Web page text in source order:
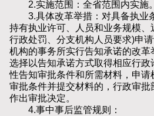
2.实施范围：全省范围内实施。
3.具体改革举措：对具备执业
持有执业许可、人员和业务规模、
行政处罚、分支机构人员要求)申
机构的事务所实行告知承诺的改
选择以告知承诺方式取得相应行
性告知审批条件和所需材料，申
审批条件并提交材料的，行政审
作出审批决定。
4.事中事后监管规则：